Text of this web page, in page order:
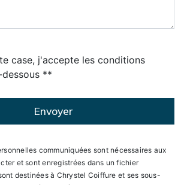
case, j'accepte les conditions
**
Envoyer
communiquées sont nécessaires aux
et sont enregistrées dans un fichier
destinées à Chrystel Coiffure et ses sous-